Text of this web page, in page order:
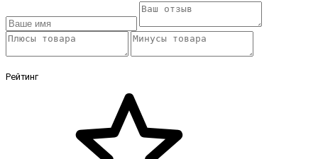
Рейтинг